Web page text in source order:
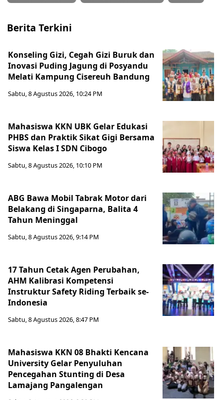
Berita Terkini
Konseling Gizi, Cegah Gizi Buruk dan
Inovasi Puding Jagung di Posyandu
Melati Kampung Cisereuh Bandung
Sabtu, 8 Agustus 2026, 10:24 PM
Mahasiswa KKN UBK Gelar Edukasi
PHBS dan Praktik Sikat Gigi Bersama
Siswa Kelas I SDN Cibogo
Sabtu, 8 Agustus 2026, 10:10 PM
ABG Bawa Mobil Tabrak Motor dari
Belakang di Singaparna, Balita 4
Tahun Meninggal
Sabtu, 8 Agustus 2026, 9:14 PM
17 Tahun Cetak Agen Perubahan,
AHM Kalibrasi Kompetensi
Instruktur Safety Riding Terbaik se-
Indonesia
Sabtu, 8 Agustus 2026, 8:47 PM
Mahasiswa KKN 08 Bhakti Kencana
University Gelar Penyuluhan
Pencegahan Stunting di Desa
Lamajang Pangalengan